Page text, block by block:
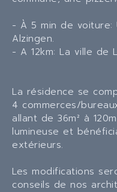
- À 5 min de voiture:
Alzingen.
- A 12km: La ville de
La résidence se
4 commerces/
allant de 36m² à
lumineuse et
extérieurs.
Les modifications
conseils de nos